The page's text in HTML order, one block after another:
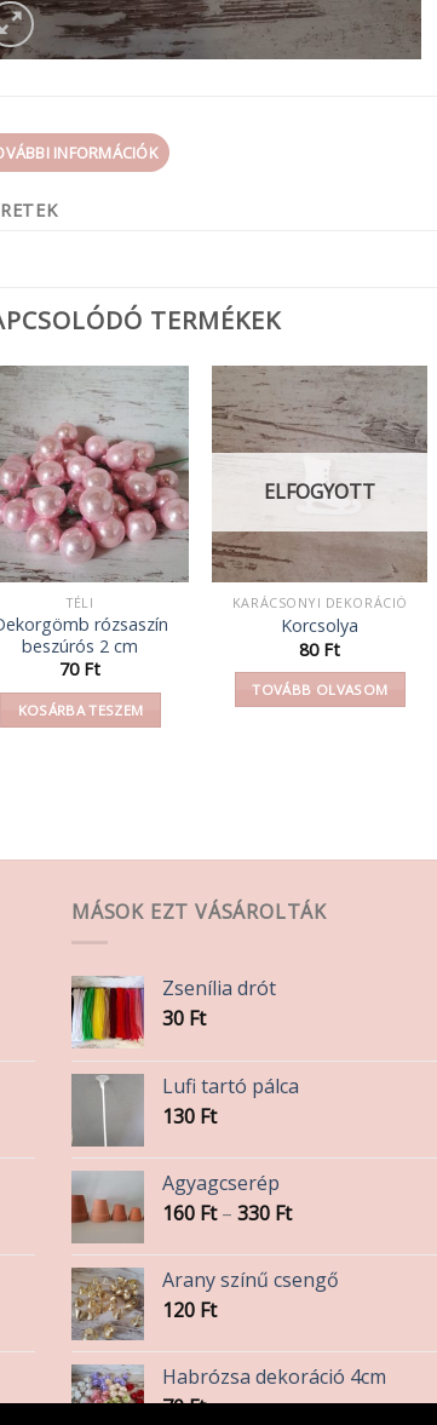
INFORMÁCIÓK
TERMÉKEK
TÉLI
rózsaszín
beszúrós 2 cm
70 Ft
KOSÁRBA TESZEM
ELFOGYOTT
KARÁCSONYI DEKORÁCIÓ
Korcsolya
80 Ft
TOVÁBB OLVASOM
MÁSOK EZT VÁSÁROLTÁK
Zsenília drót
30 Ft
Lufi tartó pálca
130 Ft
Agyagcserép
160 Ft – 330 FtÁrtartomány:
-
330 Ft
Arany színű csengő
120 Ft
Habrózsa dekoráció 4cm
70Ft